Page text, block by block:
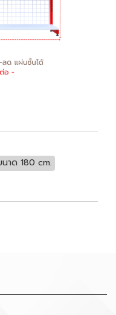
าด 180 cm.